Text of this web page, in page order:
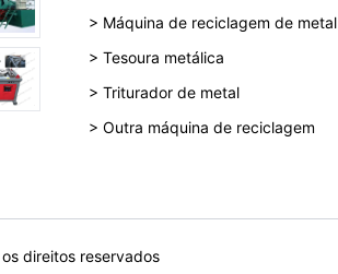
> Máquina de reciclagem de metal
> Tesoura metálica
> Triturador de metal
> Outra máquina de reciclagem
direitos reservados